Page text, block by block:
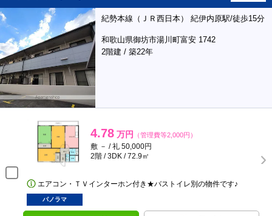
紀勢本線（ＪＲ西日本） 紀伊内原駅/徒歩15分
和歌山県御坊市湯川町富安 1742
2階建 / 築22年
4.78 万円 （管理費等2,000円）
敷 － / 礼 50,000円
2階 / 3DK / 72.9㎡
エアコン・ＴＶインターホン付き★バストイレ別の物件です♪
パノラマ